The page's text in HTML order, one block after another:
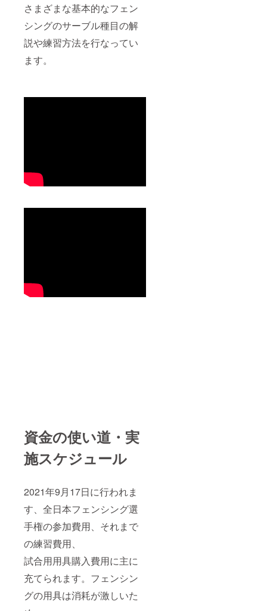
さまざまな基本的なフェン
シングのサーブル種目の解
説や練習方法を行なってい
ます。
資金の使い道・実
施スケジュール
2021年9月17日に行われま
す、全日本フェンシング選
手権の参加費用、それまで
の練習費用、
試合用用具購入費用に主に
充てられます。フェンシン
グの用具は消耗が激しいた